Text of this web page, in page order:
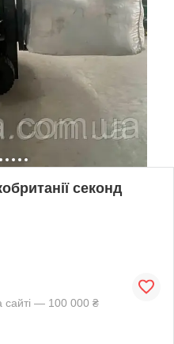
секонд
сайті — 100 000 ₴